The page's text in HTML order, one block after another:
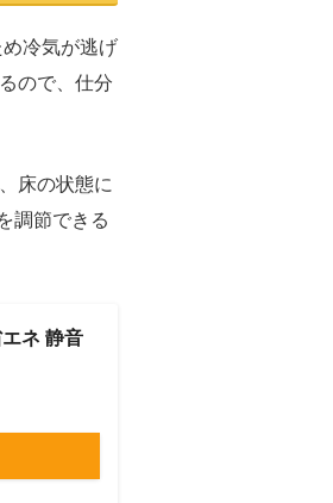
め冷気が逃げ
ので、仕分
床の状態に
調節できる
ネ 静音